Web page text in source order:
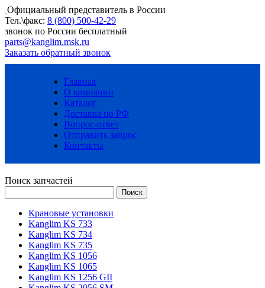
Официальный представитель в России
Тел.\факс: 8 (800) 500-42-29
звонок по России бесплатный
parts@kanglim.msk.ru
Заказать обратный звонок
Главная
О компании
Каталог
Доставка по РФ
Вопрос-ответ
Отправить запрос
Контакты
Поиск запчастей
Крановые установки
Kanglim KS 733
Kanglim KS 734
Kanglim KS 735
Kanglim KS 1056
Kanglim KS 1065
Kanglim KS 1256 GII